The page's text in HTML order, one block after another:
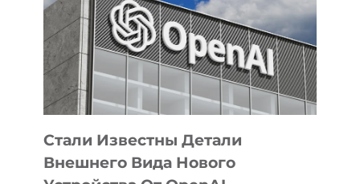
ПО
РАЗВИТИЮ
ЭКОСИСТЕМЫ
ИСКУССТВЕННОГО
ИНТЕЛЛЕКТА
Стали Известны Детали
Внешнего Вида Нового